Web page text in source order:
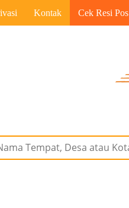
Kontak Cek Resi Pos